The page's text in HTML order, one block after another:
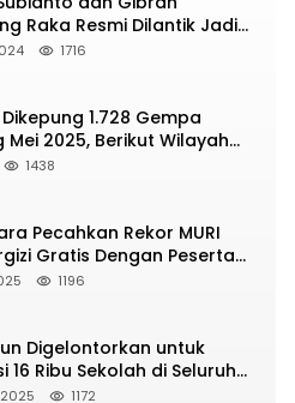
Raka Resmi Dilantik Jadi
Wapres RI
1716
1.728 Gempa
Mei 2025, Berikut Wilayah
Diguncang!
1438
Pecahkan Rekor MURI
Gratis Dengan Peserta
1196
Digelontorkan untuk
16 Ribu Sekolah di Seluruh
1172